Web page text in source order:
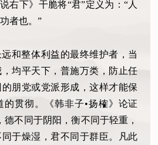
右下》干脆将“君”定义为：“人
者也。”
和整体利益的最终维护者，当
均平天下，普施万类，防止任
朋党或党派形成，这样才能保
的贯彻。《韩非子•扬榷》论证
德不同于阴阳，衡不同于轻重，
于燥湿，君不同于群臣。凡此